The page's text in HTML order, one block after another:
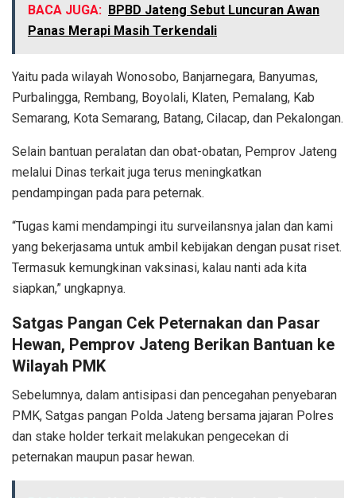
BACA JUGA: BPBD Jateng Sebut Luncuran Awan
Panas Merapi Masih Terkendali
Yaitu pada wilayah Wonosobo, Banjarnegara, Banyumas,
Purbalingga, Rembang, Boyolali, Klaten, Pemalang, Kab
Semarang, Kota Semarang, Batang, Cilacap, dan Pekalongan.
Selain bantuan peralatan dan obat-obatan, Pemprov Jateng
melalui Dinas terkait juga terus meningkatkan
pendampingan pada para peternak.
“Tugas kami mendampingi itu surveilansnya jalan dan kami
yang bekerjasama untuk ambil kebijakan dengan pusat riset.
Termasuk kemungkinan vaksinasi, kalau nanti ada kita
siapkan,” ungkapnya.
Satgas Pangan Cek Peternakan dan Pasar
Hewan, Pemprov Jateng Berikan Bantuan ke
Wilayah PMK
Sebelumnya, dalam antisipasi dan pencegahan penyebaran
PMK, Satgas pangan Polda Jateng bersama jajaran Polres
dan stake holder terkait melakukan pengecekan di
peternakan maupun pasar hewan.